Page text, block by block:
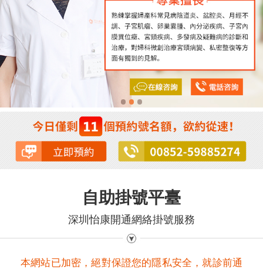
自助掛號平臺
深圳怡康開通網絡掛號服務
本網站已加密，絕對保證您的隱私安全，就診前通